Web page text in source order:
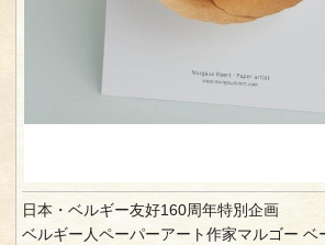
日本・ベルギー友好160周年特別企画
ベルギー人ペーパーアート作家マルゴー ベ